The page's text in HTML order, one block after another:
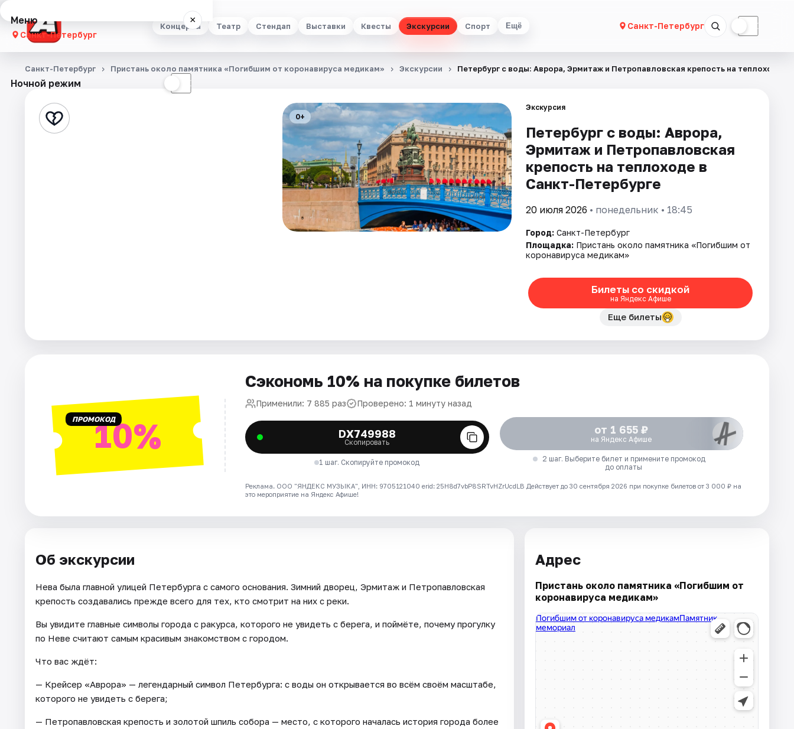
Концерты Театр Стендап Выставки Квесты Экскурсии Спорт Ещё Санкт-Петербург ☾
Меню ×
Санкт-Петербург
Концерты
Стендап
Ночной режим ☾
Санкт-Петербург Пристань около памятника «Погибшим от коронавируса медикам» Экскурсии Петербург с воды: Аврора, Эрмитаж и Петропавловская крепость на теплоходе
0+
Экскурсия
Петербург с воды: Аврора,
Эрмитаж и Петропавловская
крепость на теплоходе в
Санкт-Петербурге
20 июля 2026 • понедельник • 18:45
Город: Санкт-Петербург
Площадка: Пристань около памятника «Погибшим от
коронавируса медикам»
Билеты со скидкой
на Яндекс Афише
Еще билеты
ПРОМОКОД10%
Сэкономь 10% на покупке билетов
Применили: 7 885 раз Проверено: 1 минуту назад
DX749988
Скопировать
1 шаг. Скопируйте промокод
от 1 655 ₽
на Яндекс Афише
2 шаг. Выберите билет и примените промокод
до оплаты
Реклама. ООО "ЯНДЕКС МУЗЫКА", ИНН: 9705121040 erid: 25H8d7vbP8SRTvHZrUcdLB Действует до 30 сентября 2026 при покупке билетов от 3 000 ₽ на
это мероприятие на Яндекс Афише!
Об экскурсии
Нева была главной улицей Петербурга с самого основания. Зимний дворец, Эрмитаж и Петропавловская
крепость создавались прежде всего для тех, кто смотрит на них с реки.
Вы увидите главные символы города с ракурса, которого не увидеть с берега, и поймёте, почему прогулку
по Неве считают самым красивым знакомством с городом.
Что вас ждёт:
— Крейсер «Аврора» — легендарный символ Петербурга: с воды он открывается во всём своём масштабе,
которого не увидеть с берега;
— Петропавловская крепость и золотой шпиль собора — место, с которого началась история города более
Адрес
Пристань около памятника «Погибшим от
коронавируса медикам»